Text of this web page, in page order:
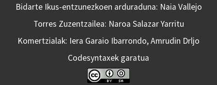
Bidarte Ikus-entzunezkoen arduraduna: Naia Vallejo
Torres Zuzentzailea: Naroa Salazar Yarritu
Komertzialak: Iera Garaio Ibarrondo, Amrudin Drljo
Codesyntaxek garatua